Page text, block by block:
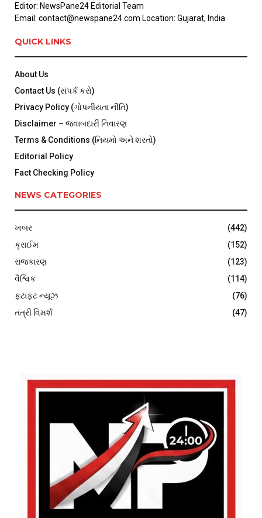
Editor: NewsPane24 Editorial Team
Email: contact@newspane24.com Location: Gujarat, India
QUICK LINKS
About Us
Contact Us (સંપર્ક કરો)
Privacy Policy (ગોપનીયતા નીતિ)
Disclaimer – જવાબદારી નિવારણ
Terms & Conditions (નિયમો અને શરતો)
Editorial Policy
Fact Checking Policy
NEWS CATEGORIES
ખબર
(442)
ક્રાઈમ
(152)
રાજકારણ
(123)
વૈશ્વિક
(114)
ફટાફટ ન્યૂઝ
(76)
તંત્રી વિમર્શ
(47)